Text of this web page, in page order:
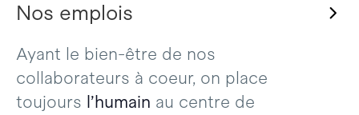
Nos emplois
Ayant le bien-être de nos
collaborateurs à coeur, on place
toujours l’humain au centre de